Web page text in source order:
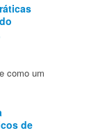
como um
de